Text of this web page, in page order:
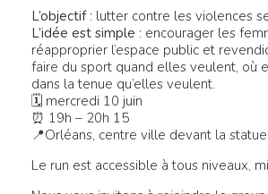
L’objectif: lutter contre les violences
L’idée est simple : encourager les
réapproprier l’espace public et
faire du sport quand elles veulent, où
dans la tenue qu’elles veulent.
🗓 mercredi 10 juin
⏰ 19h – 20h 15
📍Orléans, centre ville devant la statue
Le run est accessible à tous niveaux,